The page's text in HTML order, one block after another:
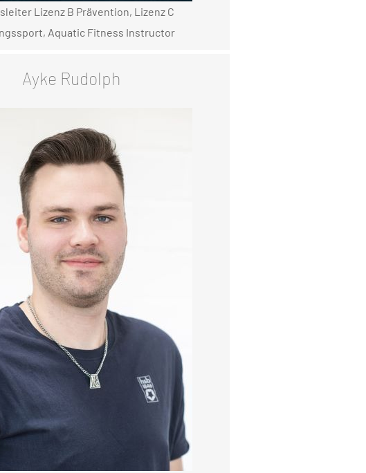
Lizenz B Prävention, Lizenz C
Aquatic Fitness Instructor
Ayke Rudolph